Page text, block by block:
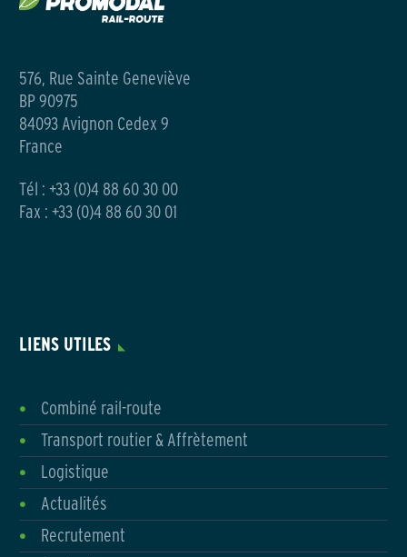
576, Rue Sainte Geneviève
BP 90975
84093 Avignon Cedex 9
France
Tél : +33 (0)4 88 60 30 00
Fax : +33 (0)4 88 60 30 01
LIENS UTILES
Combiné rail-route
Transport routier & Affrètement
Logistique
Actualités
Recrutement